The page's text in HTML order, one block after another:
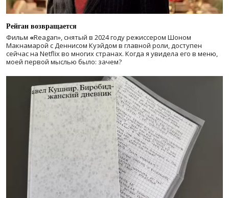
Рейган возвращается
Фильм «Reagan», снятый в 2024 годурежиссером Шоном
Макнамарой с Деннисом Куэйдом в главной роли, доступен
сейчас на Netflix во многих странах. Когда я увидела его в меню,
моей первой мыслью было: зачем?